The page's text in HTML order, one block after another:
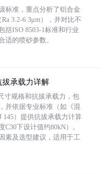
标准，重点分析了铝合金
3.2-6.3μm），并对比不
括ISO 8503-1标准和行业
适的喷砂参数。
拔承载力详解
寸规格和抗拔承载力，包
并依据专业标准（如《混
145）提供抗拔承载力计算
下设计值约80kN）。
素及选型建议，适用于工